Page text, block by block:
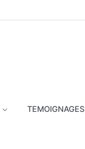
TEMOIGNAGES